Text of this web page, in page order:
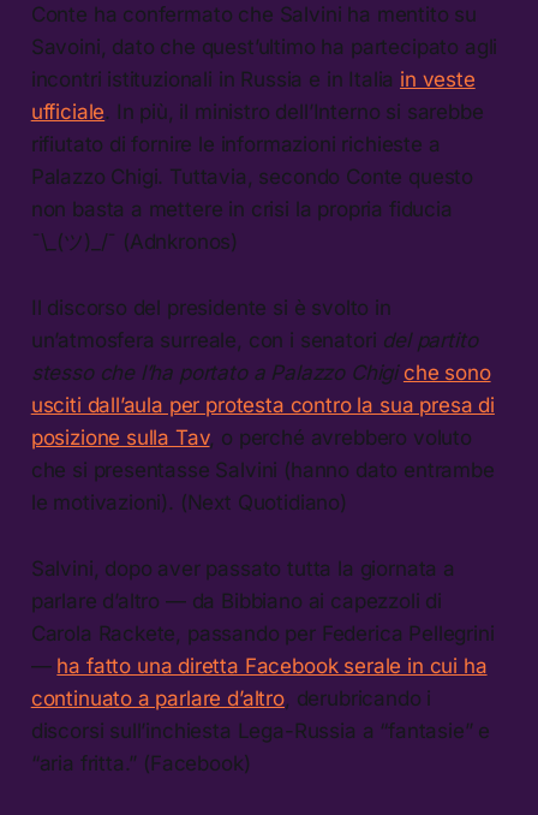
Conte ha confermato che Salvini ha mentito su
Savoini, dato che questʼultimo ha partecipato agli
incontri istituzionali in Russia e in Italia in veste
ufficiale. In più, il ministro dellʼInterno si sarebbe
rifiutato di fornire le informazioni richieste a
Palazzo Chigi. Tuttavia, secondo Conte questo
non basta a mettere in crisi la propria fiducia
¯\_(ツ)_/¯ (Adnkronos)
Il discorso del presidente si è svolto in
unʼatmosfera surreale, con i senatori del partito
stesso che lʼha portato a Palazzo Chigi che sono
usciti dallʼaula per protesta contro la sua presa di
posizione sulla Tav, o perché avrebbero voluto
che si presentasse Salvini (hanno dato entrambe
le motivazioni). (Next Quotidiano)
Salvini, dopo aver passato tutta la giornata a
parlare dʼaltro — da Bibbiano ai capezzoli di
Carola Rackete, passando per Federica Pellegrini
— ha fatto una diretta Facebook serale in cui ha
continuato a parlare dʼaltro, derubricando i
discorsi sullʼinchiesta Lega-Russia a “fantasie” e
“aria fritta.” (Facebook)